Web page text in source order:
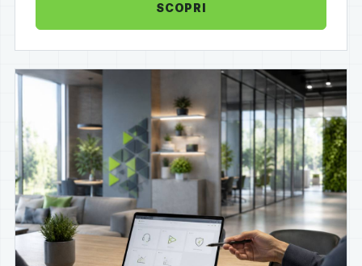
SCOPRI